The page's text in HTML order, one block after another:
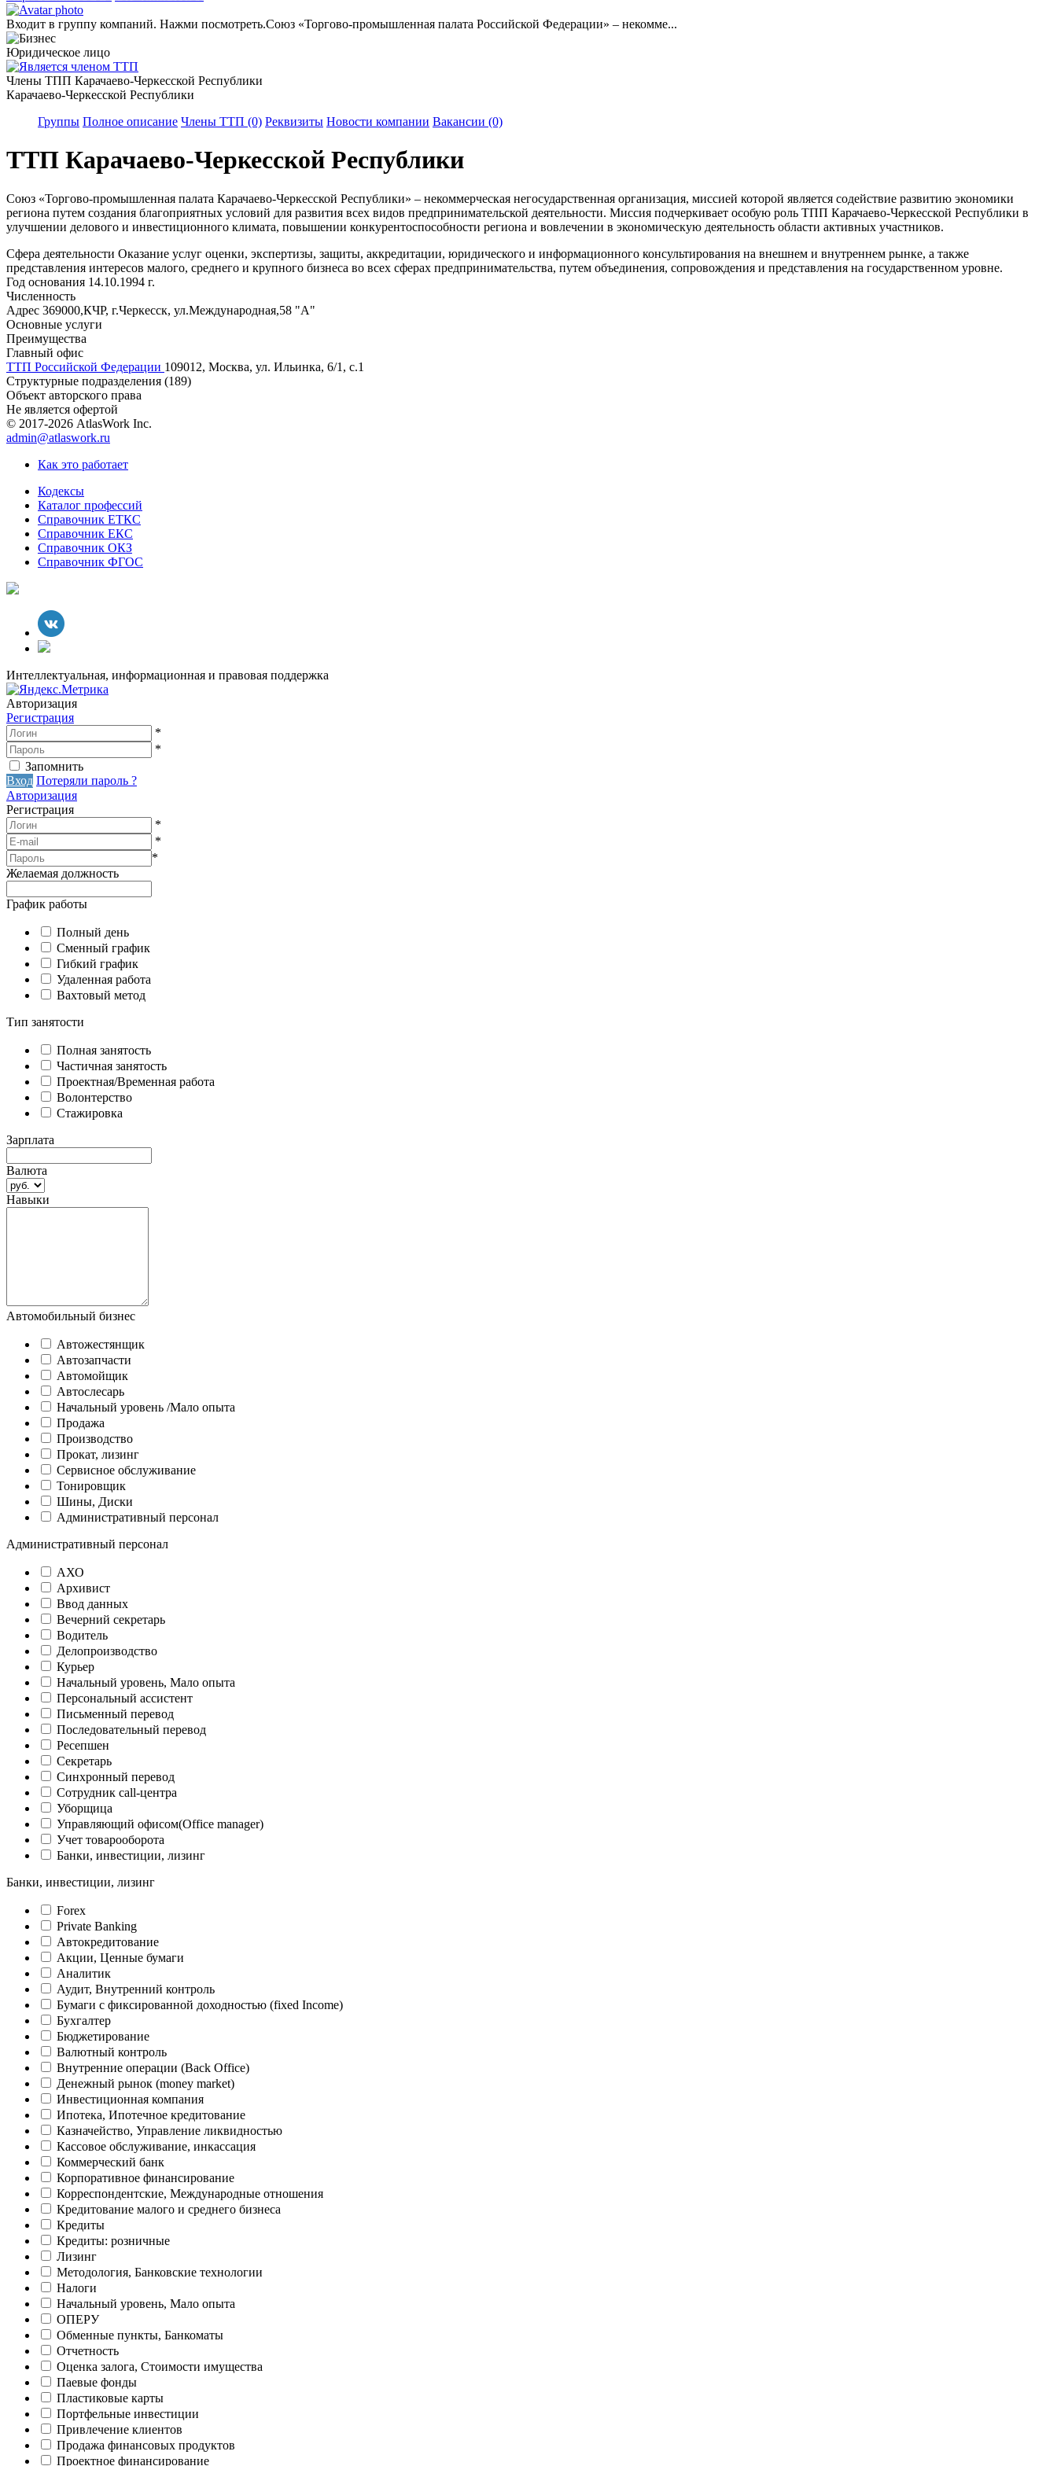
Входит в группу компаний. Нажми посмотреть.Союз «Торгово-промышленная палата Российской Федерации» – некомме...
Юридическое лицо
Члены ТПП Карачаево-Черкесской Республики
Карачаево-Черкесской Республики
Группы Полное описание Члены ТТП (0) Реквизиты Новости компании Вакансии (0)
ТТП Карачаево-Черкесской Республики
Союз «Торгово-промышленная палата Карачаево-Черкесской Республики» – некоммерческая негосударственная организация, миссией которой является содействие развитию экономики
региона путем создания благоприятных условий для развития всех видов предпринимательской деятельности. Миссия подчеркивает особую роль ТПП Карачаево-Черкесской Республики в
улучшении делового и инвестиционного климата, повышении конкурентоспособности региона и вовлечении в экономическую деятельность области активных участников.
Сфера деятельности Оказание услуг оценки, экспертизы, защиты, аккредитации, юридического и информационного консультирования на внешнем и внутреннем рынке, а также
представления интересов малого, среднего и крупного бизнеса во всех сферах предпринимательства, путем объединения, сопровождения и представления на государственном уровне.
Год основания 14.10.1994 г.
Численность
Адрес 369000,КЧР, г.Черкесск, ул.Международная,58 "А"
Основные услуги
Преимущества
Главный офис
ТТП Российской Федерации 109012, Москва, ул. Ильинка, 6/1, c.1
Структурные подразделения (189)
Объект авторского права
Не является офертой
© 2017-2026 AtlasWork Inc.
admin@atlaswork.ru
Как это работает
Кодексы
Каталог профессий
Справочник ЕТКС
Справочник ЕКС
Справочник ОКЗ
Справочник ФГОС
Интеллектуальная, информационная и правовая поддержка
Авторизация
Регистрация
*
*
Запомнить
Вход Потеряли пароль ?
Авторизация
Регистрация
*
*
*
Желаемая должность
График работы
Полный день
Сменный график
Гибкий график
Удаленная работа
Вахтовый метод
Тип занятости
Полная занятость
Частичная занятость
Проектная/Временная работа
Волонтерство
Стажировка
Зарплата
Валюта
Навыки
Автомобильный бизнес
Автожестянщик
Автозапчасти
Автомойщик
Автослесарь
Начальный уровень /Мало опыта
Продажа
Производство
Прокат, лизинг
Сервисное обслуживание
Тонировщик
Шины, Диски
Административный персонал
Административный персонал
АХО
Архивист
Ввод данных
Вечерний секретарь
Водитель
Делопроизводство
Курьер
Начальный уровень, Мало опыта
Персональный ассистент
Письменный перевод
Последовательный перевод
Ресепшен
Секретарь
Синхронный перевод
Сотрудник call-центра
Уборщица
Управляющий офисом(Оffice manager)
Учет товарооборота
Банки, инвестиции, лизинг
Банки, инвестиции, лизинг
Forex
Private Banking
Автокредитование
Акции, Ценные бумаги
Аналитик
Аудит, Внутренний контроль
Бумаги с фиксированной доходностью (fixed Income)
Бухгалтер
Бюджетирование
Валютный контроль
Внутренние операции (Back Office)
Денежный рынок (money market)
Инвестиционная компания
Ипотека, Ипотечное кредитование
Казначейство, Управление ликвидностью
Кассовое обслуживание, инкассация
Коммерческий банк
Корпоративное финансирование
Корреспондентские, Международные отношения
Кредитование малого и среднего бизнеса
Кредиты
Кредиты: розничные
Лизинг
Методология, Банковские технологии
Налоги
Начальный уровень, Мало опыта
ОПЕРУ
Обменные пункты, Банкоматы
Отчетность
Оценка залога, Стоимости имущества
Паевые фонды
Пластиковые карты
Портфельные инвестиции
Привлечение клиентов
Продажа финансовых продуктов
Проектное финансирование